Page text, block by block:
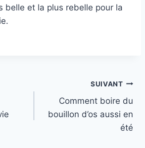
belle et la plus rebelle pour la
SUIVANT
Comment boire du
bouillon d’os aussi en
été